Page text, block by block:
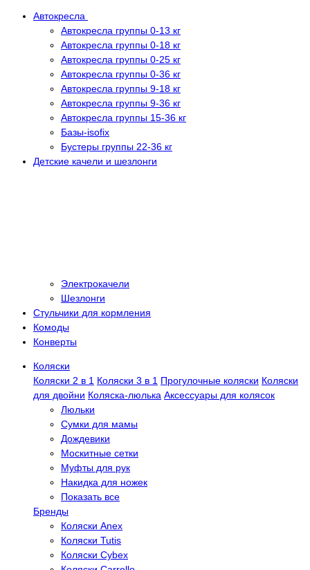
Автокресла
Автокресла группы 0-13 кг
Автокресла группы 0-18 кг
Автокресла группы 0-25 кг
Автокресла группы 0-36 кг
Автокресла группы 9-18 кг
Автокресла группы 9-36 кг
Автокресла группы 15-36 кг
Базы-isofix
Бустеры группы 22-36 кг
Детские качели и шезлонги
Электрокачели
Шезлонги
Стульчики для кормления
Комоды
Конверты
Коляски
Коляски 2 в 1 Коляски 3 в 1 Прогулочные коляски Коляски
для двойни Коляска-люлька Аксессуары для колясок
Люльки
Сумки для мамы
Дождевики
Москитные сетки
Муфты для рук
Накидка для ножек
Показать все
Бренды
Коляски Anex
Коляски Tutis
Коляски Cybex